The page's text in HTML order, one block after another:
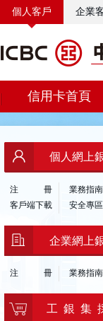
個人客戶 企業
信用卡首頁
個人網上
注 冊 業務指南
客戶端下載
安全專區
企業網上
注 冊 業務指南
工 銀 集